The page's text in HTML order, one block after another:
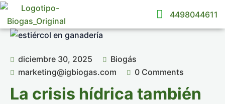
4498044611
diciembre 30, 2025
Biogás
marketing@igbiogas.com
0 Comments
La crisis hídrica también